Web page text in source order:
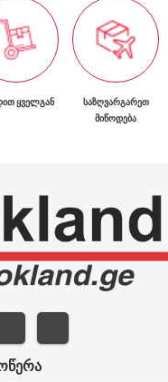
ᲧᲕᲔᲚᲒᲐᲜ
ᲡᲐᲖᲦᲕᲐᲠᲒᲐᲠᲔᲗ
ᲛᲘᲬᲝᲓᲔᲑᲐ